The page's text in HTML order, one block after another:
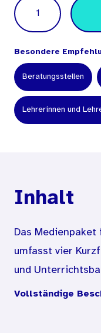
Besondere
Beratungsstellen
Lehrerinnen und
Inhalt
Das
umfasst vier
und
Meth“.
Vollständige